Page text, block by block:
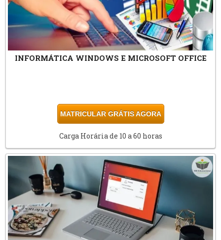
INFORMÁTICA WINDOWS E MICROSOFT OFFICE
MATRICULAR GRÁTIS AGORA
Carga Horária de 10 a 60 horas